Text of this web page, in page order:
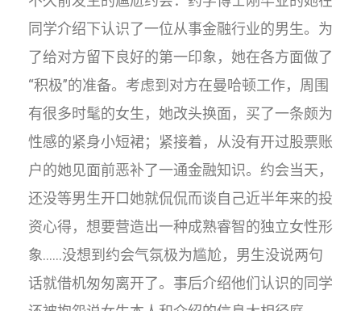
同学介绍下认识了一位从事金融行业的男生。为
了给对方留下良好的第一印象，她在各方面做了
“积极”的准备。考虑到对方在曼哈顿工作，周围
有很多时髦的女生，她改头换面，买了一条颇为
性感的紧身小短裙；紧接着，从没有开过股票账
户的她见面前恶补了一通金融知识。约会当天，
还没等男生开口她就侃侃而谈自己近半年来的投
资心得，想要营造出一种成熟睿智的独立女性形
象……没想到约会气氛极为尴尬，男生没说两句
话就借机匆匆离开了。事后介绍他们认识的同学